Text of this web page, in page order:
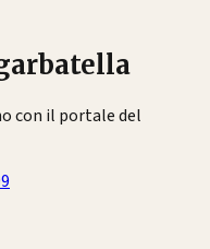
con il portale del